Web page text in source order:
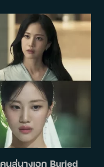
สู่นางเอก Buried